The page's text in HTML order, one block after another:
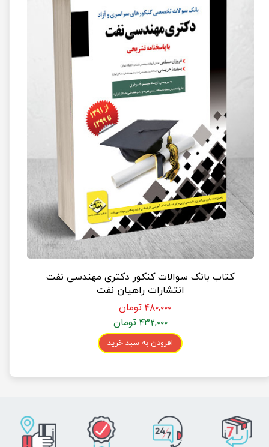
کتاب بانک سوالات کنکور دکتری مهندسی نفت
انتشارات راهیان نفت
۴۸۰,۰۰۰ تومان
۴۳۲,۰۰۰ تومان
افزودن به سبد خرید